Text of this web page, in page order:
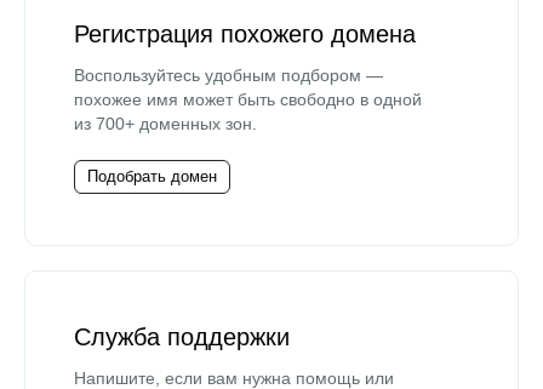
Регистрация похожего домена
Воспользуйтесь удобным подбором —
похожее имя может быть свободно в одной
из 700+ доменных зон.
Подобрать домен
Служба поддержки
Напишите, если вам нужна помощь или